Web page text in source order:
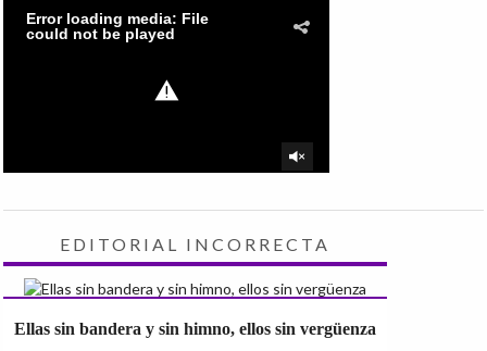
EDITORIAL INCORRECTA
Ellas sin bandera y sin himno, ellos sin vergüenza